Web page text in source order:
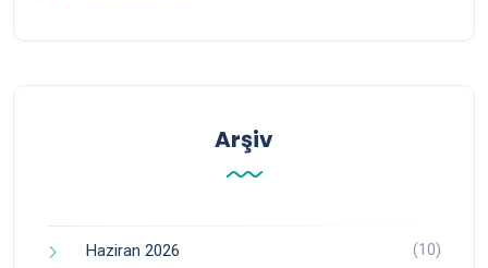
Arşiv
Haziran 2026 (10)